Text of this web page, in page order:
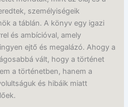
személyiségeik
a táblán. A könyv egy igazi
és ambícióval, amely
ejtő és megalázó. Ahogy a
vált, hogy a történet
a történetben, hanem a
és hibáik miatt